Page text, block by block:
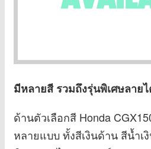
มีหลายสี รวมถึงรุ่นพิเศษลาย
ด้านตัวเลือกสี Honda
หลายแบบ ทั้งสีเงินด้าน สีน้ำเ